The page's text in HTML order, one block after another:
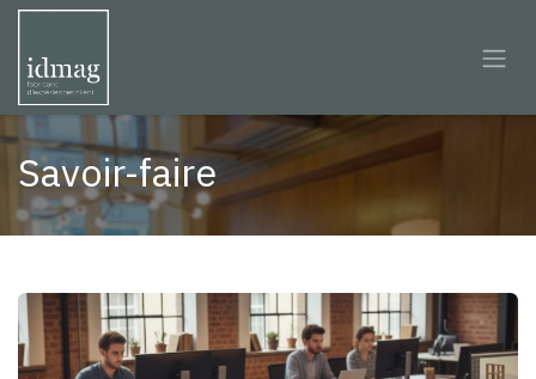
Se rendre au contenu
Savoir-faire